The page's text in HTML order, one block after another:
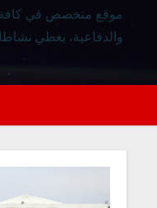
موقع متخصص في كافة
والدفاعية، يغطي